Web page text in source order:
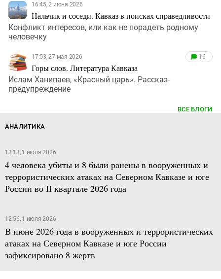
16:45, 2 июня 2026
Нальчик и соседи. Кавказ в поисках справедливости
Конфликт интересов, или как не порадеть родному
человечку
17:53, 27 мая 2026
Горы слов. Литература Кавказа
16
Ислам Ханипаев, «Красный царь». Рассказ-
предупреждение
ВСЕ БЛОГИ
АНАЛИТИКА
13:13, 1 июля 2026
4 человека убиты и 8 были ранены в вооруженных и
террористических атаках на Северном Кавказе и юге
России во II квартале 2026 года
12:56, 1 июля 2026
В июне 2026 года в вооруженных и террористических
атаках на Северном Кавказе и юге России
зафиксировано 8 жертв